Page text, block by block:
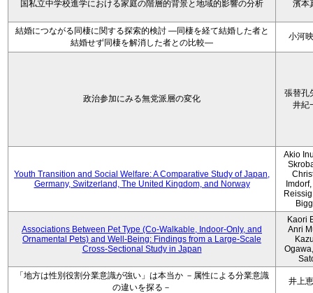
国私立中学校進学における家庭の階層的背景と地域的影響の分析 濱本
結婚につながる同棲に関する探索的検討 ―同棲を経て結婚した者と
結婚せず同棲を解消した者との比較―
小河
政治参加にみる無党派層の変化
張替孔
井紀
Youth Transition and Social Welfare: A Comparative Study of Japan,
Germany, Switzerland, The United Kingdom, and Norway
Akio
Associations Between Pet Type (Co-Walkable, Indoor-Only, and
Ornamental Pets) and Well-Being: Findings from a Large-Scale
Cross-Sectional Study in Japan
Kaori
Anri
「地方は性別役割分業意識が強い」は本当か －属性による分業意識
の違いを探る－
井上